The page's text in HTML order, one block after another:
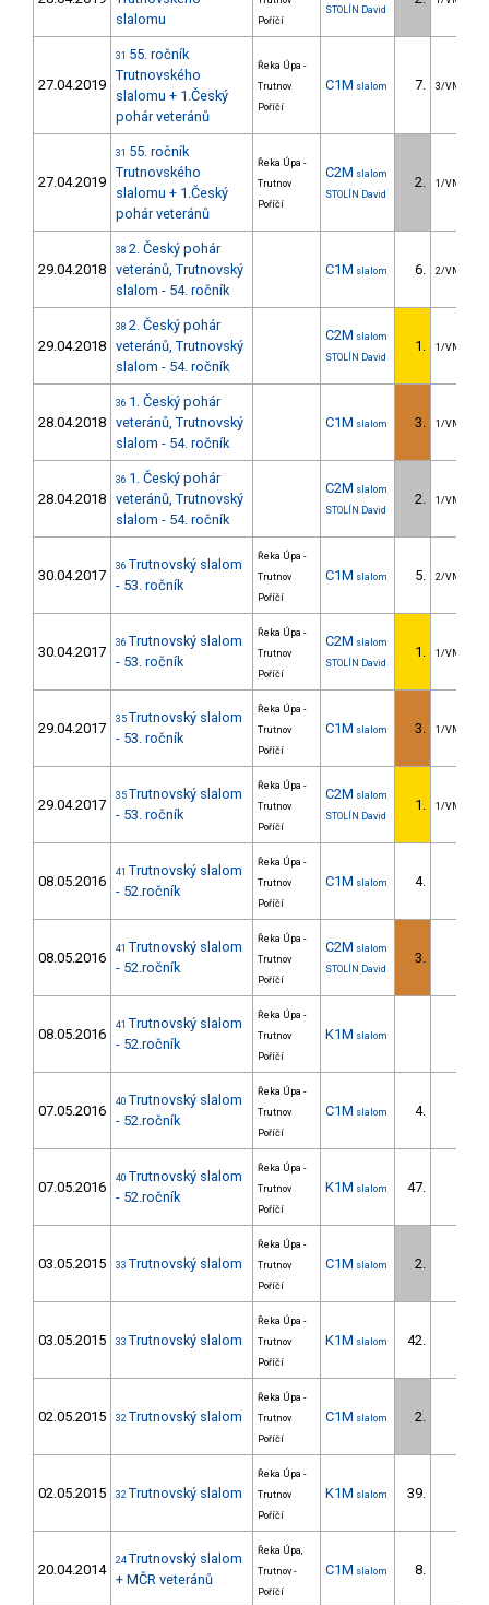
slalomu
Poříčí
STOLÍN David
27.04.2019
31 55. ročník
Trutnovského
slalomu + 1.Český
pohár veteránů
Řeka Úpa -
Trutnov
Poříčí
C1M slalom 7. 3/VM
27.04.2019
31 55. ročník
Trutnovského
slalomu + 1.Český
pohár veteránů
Řeka Úpa -
Trutnov
Poříčí
C2M slalom
STOLÍN David
2. 1/VM
29.04.2018
38 2. Český pohár
veteránů, Trutnovský
slalom - 54. ročník
C1M slalom 6. 2/VM
29.04.2018
38 2. Český pohár
veteránů, Trutnovský
slalom - 54. ročník
C2M slalom
STOLÍN David
1. 1/VM
28.04.2018
36 1. Český pohár
veteránů, Trutnovský
slalom - 54. ročník
C1M slalom 3. 1/VM
28.04.2018
36 1. Český pohár
veteránů, Trutnovský
slalom - 54. ročník
C2M slalom
STOLÍN David
2. 1/VM
30.04.2017
36 Trutnovský slalom
- 53. ročník
Řeka Úpa -
Trutnov
Poříčí
C1M slalom 5. 2/VM
30.04.2017
36 Trutnovský slalom
- 53. ročník
Řeka Úpa -
Trutnov
Poříčí
C2M slalom
STOLÍN David
1. 1/VM
29.04.2017
35 Trutnovský slalom
- 53. ročník
Řeka Úpa -
Trutnov
Poříčí
C1M slalom 3. 1/VM
29.04.2017
35 Trutnovský slalom
- 53. ročník
Řeka Úpa -
Trutnov
Poříčí
C2M slalom
STOLÍN David
1. 1/VM
08.05.2016
41 Trutnovský slalom
- 52.ročník
Řeka Úpa -
Trutnov
Poříčí
C1M slalom 4.
08.05.2016
41 Trutnovský slalom
- 52.ročník
Řeka Úpa -
Trutnov
Poříčí
C2M slalom
STOLÍN David
3.
08.05.2016
41 Trutnovský slalom
- 52.ročník
Řeka Úpa -
Trutnov
Poříčí
K1M slalom
07.05.2016
40 Trutnovský slalom
- 52.ročník
Řeka Úpa -
Trutnov
Poříčí
C1M slalom 4.
07.05.2016
40 Trutnovský slalom
- 52.ročník
Řeka Úpa -
Trutnov
Poříčí
K1M slalom 47.
03.05.2015 33 Trutnovský slalom
Řeka Úpa -
Trutnov
Poříčí
C1M slalom 2.
03.05.2015 33 Trutnovský slalom
Řeka Úpa -
Trutnov
Poříčí
K1M slalom 42.
02.05.2015 32 Trutnovský slalom
Řeka Úpa -
Trutnov
Poříčí
C1M slalom 2.
02.05.2015 32 Trutnovský slalom
Řeka Úpa -
Trutnov
Poříčí
K1M slalom 39.
20.04.2014
24 Trutnovský slalom
+ MČR veteránů
Řeka Úpa,
Trutnov -
Poříčí
C1M slalom 8.